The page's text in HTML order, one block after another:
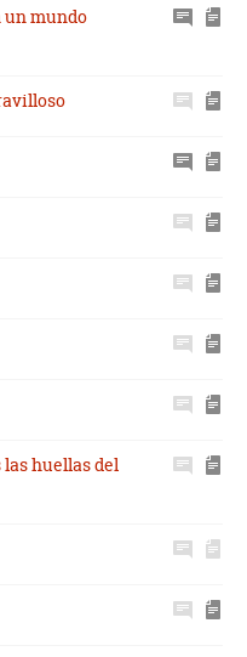
un mundo
huellas del